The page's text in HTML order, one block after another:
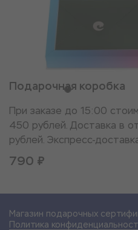
Подарочная коробка
При заказе до 15:00
450 рублей. Доставка в
рублей. Экспресс-
790 ₽
Магазин подарочных
Политика